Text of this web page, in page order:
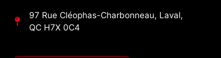
97 Rue Cléophas-Charbonneau, Laval,
QC H7X 0C4